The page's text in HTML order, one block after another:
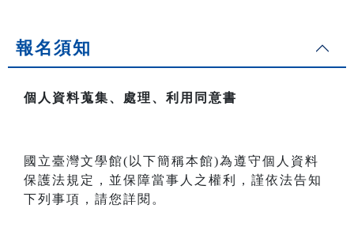
報名須知
個人資料蒐集、處理、利用同意書
國立臺灣文學館(以下簡稱本館)為遵守個人資料
保護法規定，並保障當事人之權利，謹依法告知
下列事項，請您詳閱。